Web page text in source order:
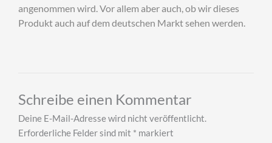
angenommen wird. Vor allem aber auch, ob wir dieses
Produkt auch auf dem deutschen Markt sehen werden.
Schreibe einen Kommentar
Deine E-Mail-Adresse wird nicht veröffentlicht.
Erforderliche Felder sind mit * markiert